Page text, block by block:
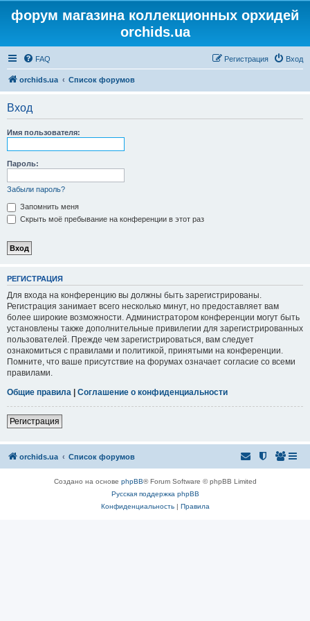
форум магазина коллекционных орхидей
orchids.ua
FAQ Вход
Регистрация
orchids.ua Список форумов
Вход
Имя пользователя:
Пароль:
Забыли пароль?
Запомнить меня
Скрыть моё пребывание на конференции в этот раз
РЕГИСТРАЦИЯ
Для входа на конференцию вы должны быть зарегистрированы.
Регистрация занимает всего несколько минут, но предоставляет вам
более широкие возможности. Администратором конференции могут быть
установлены также дополнительные привилегии для зарегистрированных
пользователей. Прежде чем зарегистрироваться, вам следует
ознакомиться с правилами и политикой, принятыми на конференции.
Помните, что ваше присутствие на форумах означает согласие со всеми
правилами.
Общие правила | Соглашение о конфиденциальности
Регистрация
orchids.ua Список форумов
Создано на основе phpBB® Forum Software © phpBB Limited
Русская поддержка phpBB
Конфиденциальность| Правила